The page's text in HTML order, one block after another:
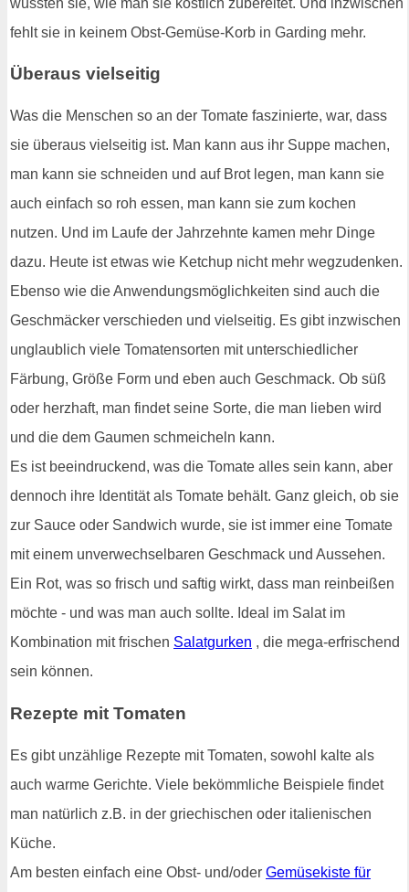
fehlt sie in keinem Obst-Gemüse-Korb in Garding mehr.
Überaus vielseitig
Was die Menschen so an der Tomate faszinierte, war, dass
sie überaus vielseitig ist. Man kann aus ihr Suppe machen,
man kann sie schneiden und auf Brot legen, man kann sie
auch einfach so roh essen, man kann sie zum kochen
nutzen. Und im Laufe der Jahrzehnte kamen mehr Dinge
dazu. Heute ist etwas wie Ketchup nicht mehr wegzudenken.
Ebenso wie die Anwendungsmöglichkeiten sind auch die
Geschmäcker verschieden und vielseitig. Es gibt inzwischen
unglaublich viele Tomatensorten mit unterschiedlicher
Färbung, Größe Form und eben auch Geschmack. Ob süß
oder herzhaft, man findet seine Sorte, die man lieben wird
und die dem Gaumen schmeicheln kann.
Es ist beeindruckend, was die Tomate alles sein kann, aber
dennoch ihre Identität als Tomate behält. Ganz gleich, ob sie
zur Sauce oder Sandwich wurde, sie ist immer eine Tomate
mit einem unverwechselbaren Geschmack und Aussehen.
Ein Rot, was so frisch und saftig wirkt, dass man reinbeißen
möchte - und was man auch sollte. Ideal im Salat im
Kombination mit frischen Salatgurken , die mega-erfrischend
sein können.
Rezepte mit Tomaten
Es gibt unzählige Rezepte mit Tomaten, sowohl kalte als
auch warme Gerichte. Viele bekömmliche Beispiele findet
man natürlich z.B. in der griechischen oder italienischen
Küche.
Am besten einfach eine Obst- und/oder Gemüsekiste für